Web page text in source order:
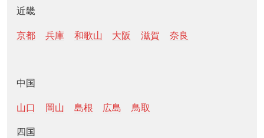
近畿
京都 兵庫 和歌山 大阪 滋賀 奈良
中国
山口 岡山 島根 広島 鳥取
四国